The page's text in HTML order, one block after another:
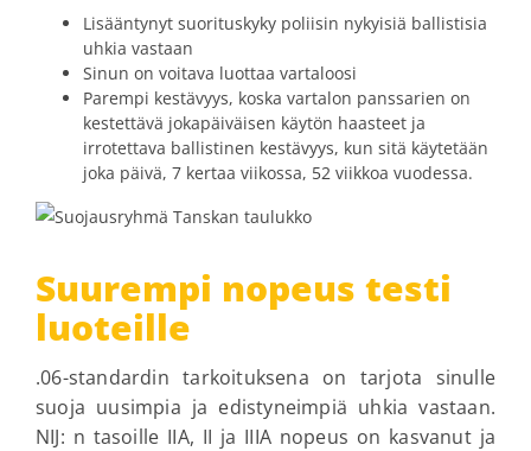
Lisääntynyt suorituskyky poliisin nykyisiä ballistisia
uhkia vastaan
Sinun on voitava luottaa vartaloosi
Parempi kestävyys, koska vartalon panssarien on
kestettävä jokapäiväisen käytön haasteet ja
irrotettava ballistinen kestävyys, kun sitä käytetään
joka päivä, 7 kertaa viikossa, 52 viikkoa vuodessa.
Suurempi nopeus testi
luoteille
.06-standardin tarkoituksena on tarjota sinulle
suoja uusimpia ja edistyneimpiä uhkia vastaan.
NIJ: n tasoille IIA, II ja IIIA nopeus on kasvanut ja